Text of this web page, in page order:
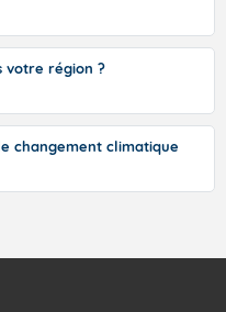
votre région ?
changement climatique